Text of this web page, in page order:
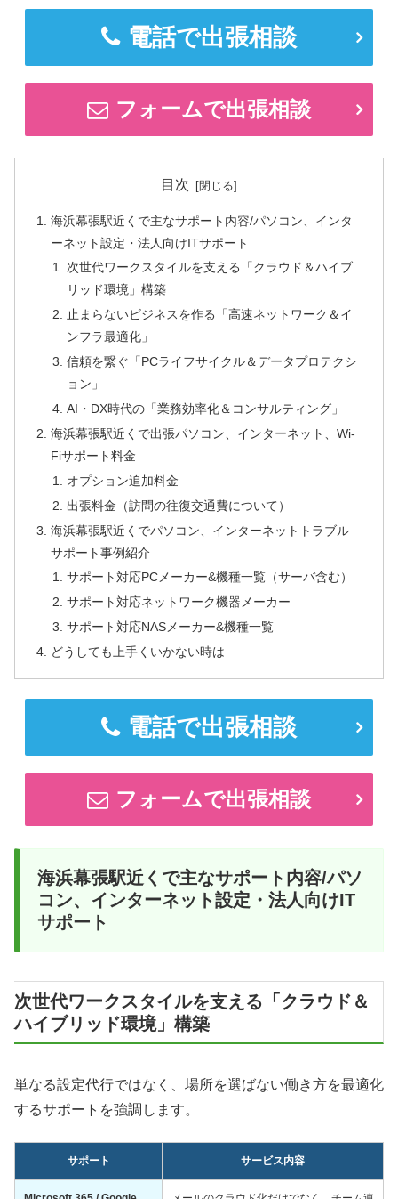
電話で出張相談
フォームで出張相談
目次
海浜幕張駅近くで主なサポート内容/パソコン、インタ
ーネット設定・法人向けITサポート
次世代ワークスタイルを支える「クラウド＆ハイブ
リッド環境」構築
止まらないビジネスを作る「高速ネットワーク＆イ
ンフラ最適化」
信頼を繋ぐ「PCライフサイクル＆データプロテクシ
ョン」
AI・DX時代の「業務効率化＆コンサルティング」
海浜幕張駅近くで出張パソコン、インターネット、Wi-
Fiサポート料金
オプション追加料金
出張料金（訪問の往復交通費について）
海浜幕張駅近くでパソコン、インターネットトラブル
サポート事例紹介
サポート対応PCメーカー&機種一覧（サーバ含む）
サポート対応ネットワーク機器メーカー
サポート対応NASメーカー&機種一覧
どうしても上手くいかない時は
電話で出張相談
フォームで出張相談
海浜幕張駅近くで主なサポート内容/パソ
コン、インターネット設定・法人向けIT
サポート
次世代ワークスタイルを支える「クラウド＆
ハイブリッド環境」構築
単なる設定代行ではなく、場所を選ばない働き方を最適化
するサポートを強調します。
サポート サービス内容